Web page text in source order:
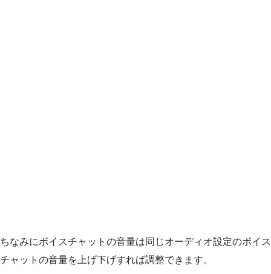
ちなみにボイスチャットの音量は同じオーディオ設定のボイス
チャットの音量を上げ下げすれば調整できます。